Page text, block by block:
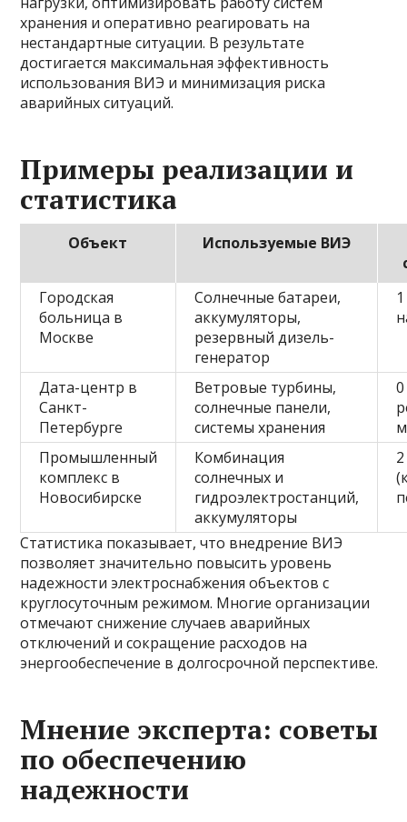
хранения и оперативно реагировать на
нестандартные ситуации. В результате
достигается максимальная эффективность
использования ВИЭ и минимизация риска
аварийных ситуаций.
Примеры реализации и
статистика
Объект
Используемые ВИЭ
Городская
больница в
Москве
Солнечные батареи,
аккумуляторы,
резервный дизель-
генератор
Дата-центр в
Санкт-
Петербурге
Ветровые турбины,
солнечные панели,
системы хранения
Промышленный
комплекс в
Новосибирске
Комбинация
солнечных и
гидроэлектростанций,
аккумуляторы
2
Статистика показывает, что внедрение ВИЭ
позволяет значительно повысить уровень
надежности электроснабжения объектов с
круглосуточным режимом. Многие организации
отмечают снижение случаев аварийных
отключений и сокращение расходов на
энергообеспечение в долгосрочной перспективе.
Мнение эксперта: советы
по обеспечению
надежности